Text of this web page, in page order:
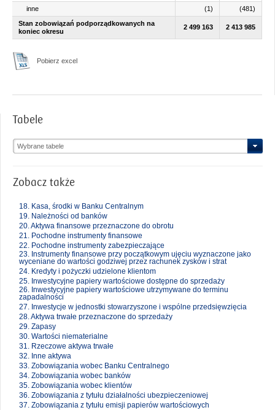
inne
(1)
(481)
Stan zobowiązań podporządkowanych na
koniec okresu
2 499 163 2 413 985
Pobierz excel
Tabele
Wybrane tabele
Zobacz także
18. Kasa, środki w Banku Centralnym
19. Należności od banków
20. Aktywa finansowe przeznaczone do obrotu
21. Pochodne instrumenty finansowe
22. Pochodne instrumenty zabezpieczające
23. Instrumenty finansowe przy początkowym ujęciu wyznaczone jako
wyceniane do wartości godziwej przez rachunek zysków i strat
24. Kredyty i pożyczki udzielone klientom
25. Inwestycyjne papiery wartościowe dostępne do sprzedaży
26. Inwestycyjne papiery wartościowe utrzymywane do terminu
zapadalności
27. Inwestycje w jednostki stowarzyszone i wspólne przedsięwzięcia
28. Aktywa trwałe przeznaczone do sprzedaży
29. Zapasy
30. Wartości niematerialne
31. Rzeczowe aktywa trwałe
32. Inne aktywa
33. Zobowiązania wobec Banku Centralnego
34. Zobowiązania wobec banków
35. Zobowiązania wobec klientów
36. Zobowiązania z tytułu działalności ubezpieczeniowej
37. Zobowiązania z tytułu emisji papierów wartościowych